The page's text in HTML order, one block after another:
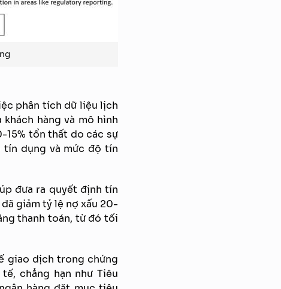
phân tích dữ liệu lịch
hàng và mô hình
15% tổn thất do các sự
tín dụng và mức độ tín
đưa ra quyết định tín
giảm tỷ lệ nợ xấu 20-
thanh toán, từ đó tối
giao dịch trong chứng
chẳng hạn như Tiêu